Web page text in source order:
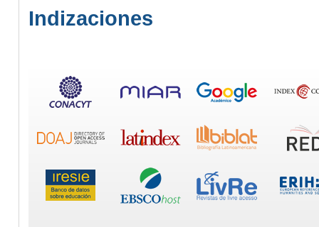
Indizaciones